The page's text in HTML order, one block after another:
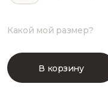
Какой мой размер?
В корзину